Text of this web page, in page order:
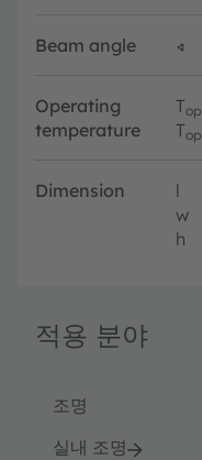
Beam angle ∢
Operating
temperature
Top
Top
Dimension l
w
h
적용 분야
조명
실내 조명